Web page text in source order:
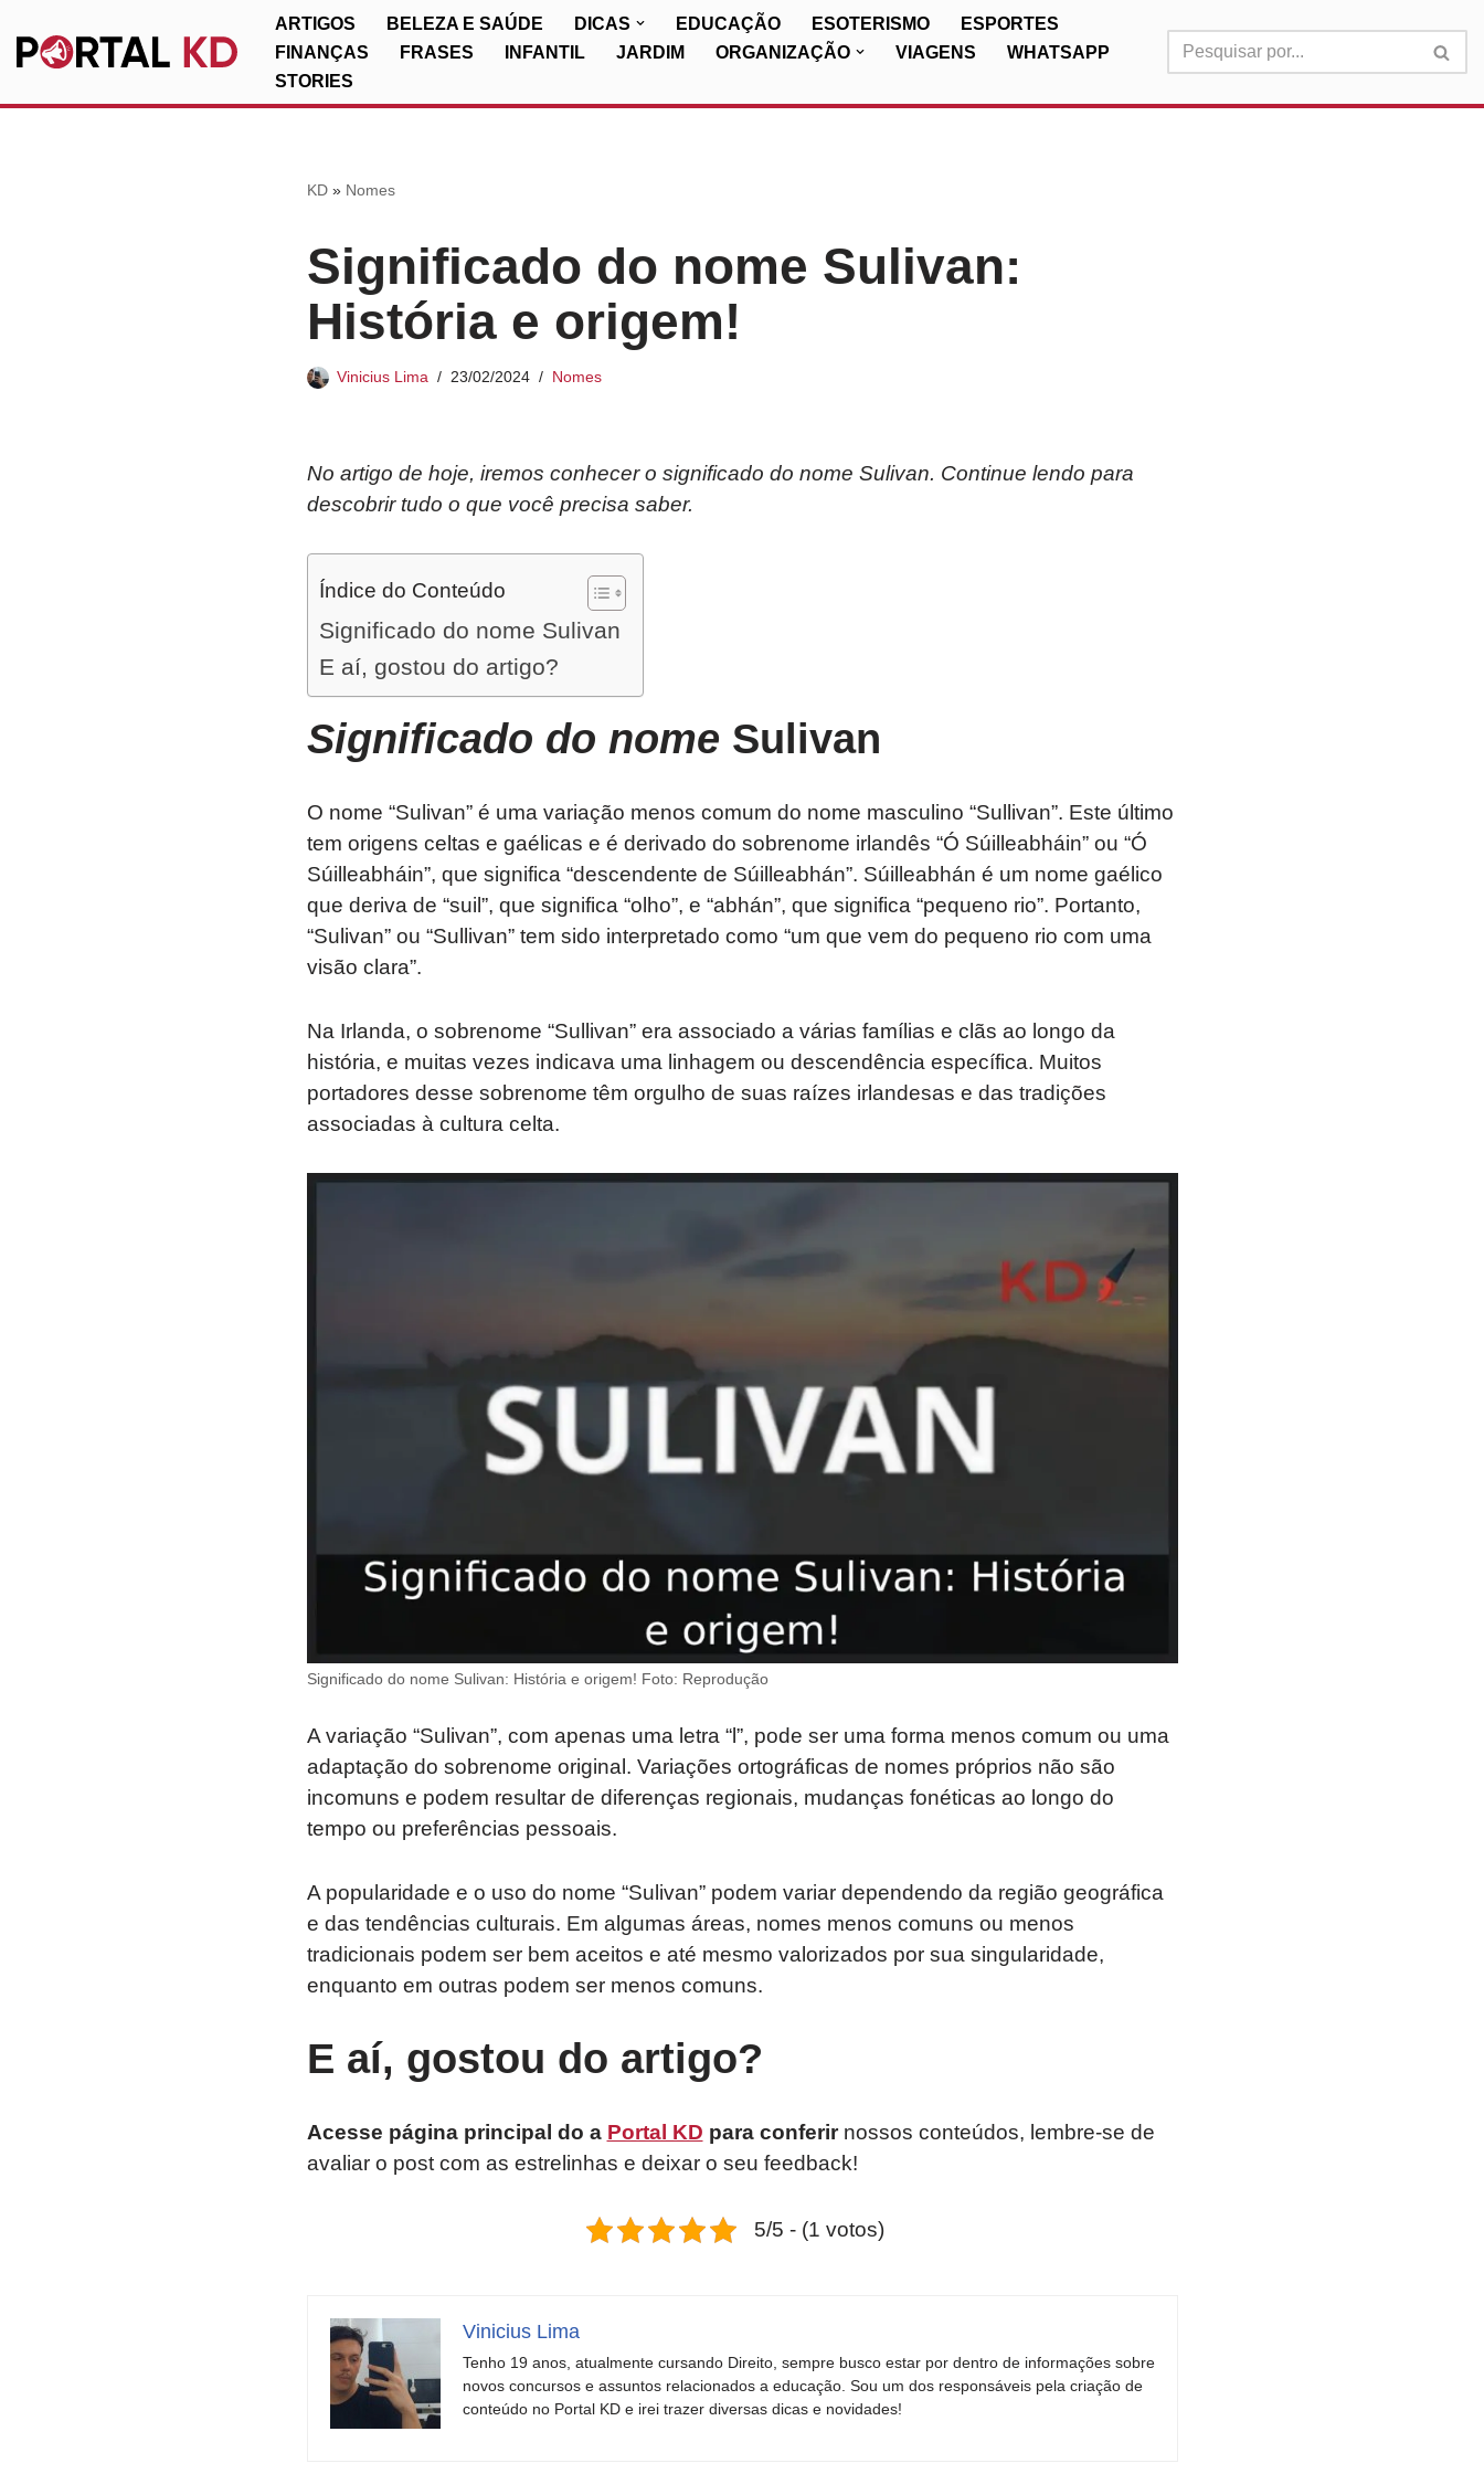
Pular
ARTIGOS BELEZA E SAÚDE DICAS EDUCAÇÃO ESOTERISMO
ESPORTES
FINANÇAS
FRASES INFANTIL JARDIM ORGANIZAÇÃO VIAGENS
WHATSAPP
STORIES
KD» Nomes
Significado do nome Sulivan:
História e origem!
Vinicius Lima 23/02/2024 Nomes
No artigo de hoje, iremos conhecer o significado do nome Sulivan. Continue lendo para
descobrir tudo o que você precisa saber.
Índice do Conteúdo
Significado do nome Sulivan
E aí, gostou do artigo?
Significado do nome Sulivan
O nome “Sulivan” é uma variação menos comum do nome masculino “Sullivan”. Este último
tem origens celtas e gaélicas e é derivado do sobrenome irlandês “Ó Súilleabháin” ou “Ó
Súilleabháin”, que significa “descendente de Súilleabhán”. Súilleabhán é um nome gaélico
que deriva de “suil”, que significa “olho”, e “abhán”, que significa “pequeno rio”. Portanto,
“Sulivan” ou “Sullivan” tem sido interpretado como “um que vem do pequeno rio com uma
visão clara”.
Na Irlanda, o sobrenome “Sullivan” era associado a várias famílias e clãs ao longo da
história, e muitas vezes indicava uma linhagem ou descendência específica. Muitos
portadores desse sobrenome têm orgulho de suas raízes irlandesas e das tradições
associadas à cultura celta.
Significado do nome Sulivan: História e origem! Foto: Reprodução
A variação “Sulivan”, com apenas uma letra “l”, pode ser uma forma menos comum ou uma
adaptação do sobrenome original. Variações ortográficas de nomes próprios não são
incomuns e podem resultar de diferenças regionais, mudanças fonéticas ao longo do
tempo ou preferências pessoais.
A popularidade e o uso do nome “Sulivan” podem variar dependendo da região geográfica
e das tendências culturais. Em algumas áreas, nomes menos comuns ou menos
tradicionais podem ser bem aceitos e até mesmo valorizados por sua singularidade,
enquanto em outras podem ser menos comuns.
E aí, gostou do artigo?
Acesse página principal do a Portal KD para conferirnossos conteúdos, lembre-se de
avaliar o post com as estrelinhas e deixar o seu feedback!
5/5 - (1 votos)
Vinicius Lima
Tenho 19 anos, atualmente cursando Direito, sempre busco estar por dentro de informações sobre
novos concursos e assuntos relacionados a educação. Sou um dos responsáveis pela criação de
conteúdo no Portal KD e irei trazer diversas dicas e novidades!